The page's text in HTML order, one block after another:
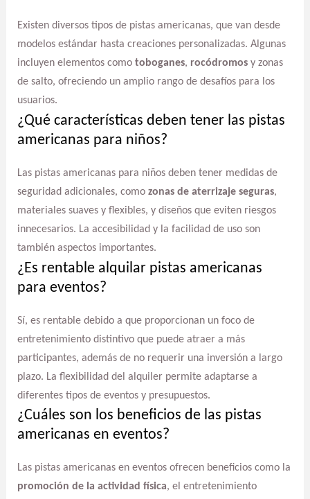
Existen diversos tipos de pistas americanas, que van desde
modelos estándar hasta creaciones personalizadas. Algunas
incluyen elementos como toboganes, rocódromosy zonas
de salto, ofreciendo un amplio rango de desafíos para los
usuarios.
¿Qué características deben tener las pistas
americanas para niños?
Las pistas americanas para niños deben tener medidas de
seguridad adicionales, como zonas de aterrizaje seguras,
materiales suaves y flexibles, y diseños que eviten riesgos
innecesarios. La accesibilidad y la facilidad de uso son
también aspectos importantes.
¿Es rentable alquilar pistas americanas
para eventos?
Sí, es rentable debido a que proporcionan un foco de
entretenimiento distintivo que puede atraer a más
participantes, además de no requerir una inversión a largo
plazo. La flexibilidad del alquiler permite adaptarse a
diferentes tipos de eventos y presupuestos.
¿Cuáles son los beneficios de las pistas
americanas en eventos?
Las pistas americanas en eventos ofrecen beneficios como la
promoción de la actividad física, el entretenimiento